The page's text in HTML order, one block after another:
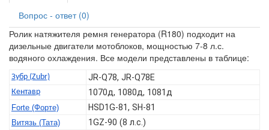
Вопрос - ответ (0)
Ролик натяжителя ремня генератора (R180) подходит на
дизельные двигатели мотоблоков, мощностью 7-8 л.с.
водяного охлаждения. Все модели представлены в таблице:
Зубр (Zubr) JR-Q78, JR-Q78E
Кентавр 1070д, 1080д, 1081д
Forte (Форте) HSD1G-81, SH-81
Витязь (Тата) 1GZ-90 (8 л.с.)